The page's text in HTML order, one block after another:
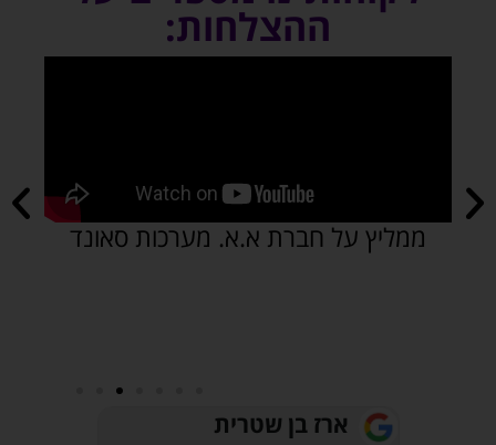
ההצלחות:
המאמן נועם נגר ממליץ על חברת א.א
חיים רוטנברג